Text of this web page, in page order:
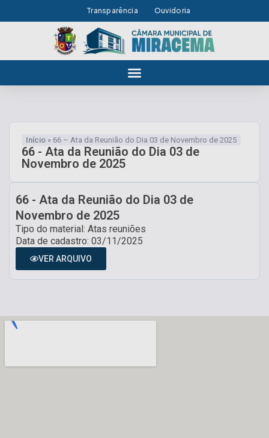
Transparência Ouvidoria
Início » 66 – Ata da Reunião do Dia 03 de Novembro de 2025
66 - Ata da Reunião do Dia 03 de
Novembro de 2025
66 - Ata da Reunião do Dia 03 de
Novembro de 2025
Tipo do material: Atas reuniões
Data de cadastro: 03/11/2025
VER ARQUIVO